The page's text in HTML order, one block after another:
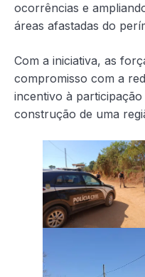
ocorrências e
áreas afastadas do
Com a iniciativa, as
compromisso com a
incentivo à
construção de uma